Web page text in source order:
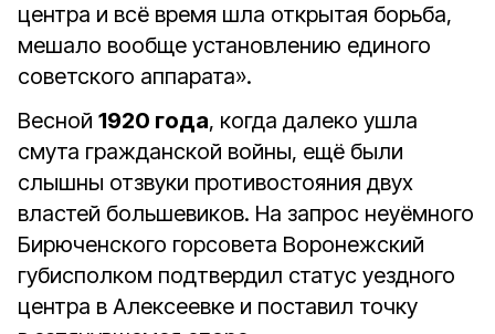
центра и всё время шла открытая борьба,
мешало вообще установлению единого
советского аппарата».
Весной 1920 года, когда далеко ушла
смута гражданской войны, ещё были
слышны отзвуки противостояния двух
властей большевиков. На запрос неуёмного
Бирюченского горсовета Воронежский
губисполком подтвердил статус уездного
центра в Алексеевке и поставил точку